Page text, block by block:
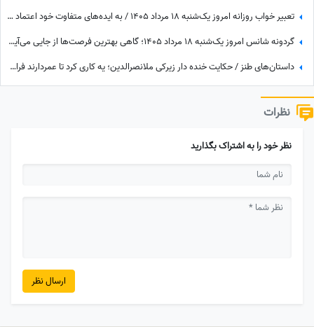
تعبیر خواب روزانه امروز یک‌شنبه 18 مرداد 1405 / به ایده‌های متفاوت خود اعتماد کنید؛ شاید همان فکری که ساده به نظر می‌رسد، ارزش بیشتری داشته باشد
گردونه شانس امروز یک‌شنبه 18 مرداد 1405؛ گاهی بهترین فرصت‌ها از جایی می‌آیند که انتظارش را نداری
داستان‌های طنز / حکایت خنده دار زیرکی ملانصرالدین؛ یه کاری کرد تا عمردارند فراموش نکنند 😂+ ویدئو
نظرات
نظر خود را به اشتراک بگذارید
ارسال نظر